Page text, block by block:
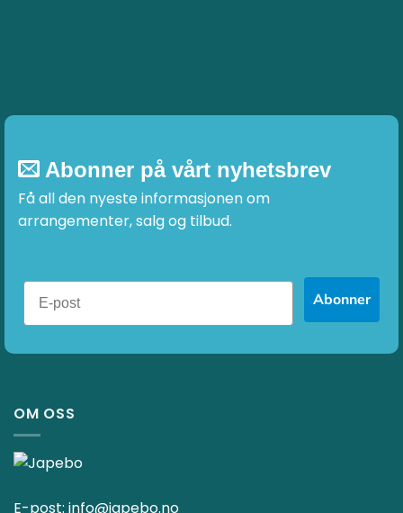
Abonner på vårt nyhetsbrev
Få all den nyeste informasjonen om
arrangementer, salg og tilbud.
Abonner
OM OSS
E-post: info@japebo.no